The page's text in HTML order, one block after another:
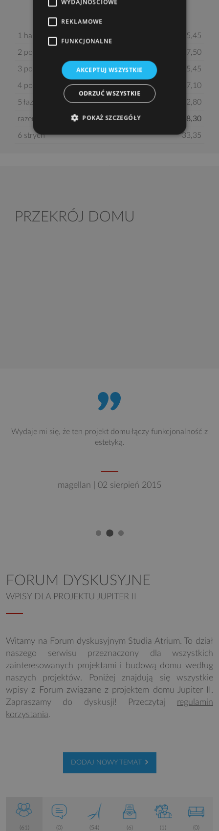
1 hall z komunikacją 5,45
2 pokój 17,50
3 pokój 35,45
4 pokój 17,10
5 łazienka 12,80
razem: 88,30
6 strych 33,35
PRZEKRÓJ DOMU
Wydaje mi się, że ten projekt domu łączy funkcjonalność z
estetyką.
magellan | 02 sierpień 2015
FORUM DYSKUSYJNE
WPISY DLA PROJEKTU JUPITER II
Witamy na Forum dyskusyjnym Studia Atrium. To dział
naszego serwisu przeznaczony dla wszystkich
zainteresowanych projektami i budową domu według
naszych projektów. Poniżej znajdują się wszystkie
wpisy z Forum związane z projektem domu Jupiter II.
Zapraszamy do dyskusji! Przeczytaj regulamin
korzystania.
DODAJ NOWY TEMAT
(61) (0) (54) (6) (1) (0)
WYDAJNOŚCIOWE
REKLAMOWE
FUNKCJONALNE
AKCEPTUJ WSZYSTKIE
ODRZUĆ WSZYSTKIE
POKAŻ SZCZEGÓŁY